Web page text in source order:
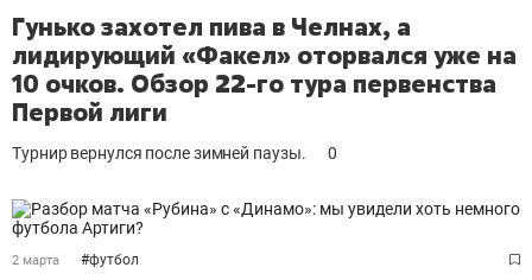
Гунько захотел пива в Челнах, а
лидирующий «Факел» оторвался уже на
10 очков. Обзор 22-го тура первенства
Первой лиги
Турнир вернулся после зимней паузы. 0
2 марта #футбол